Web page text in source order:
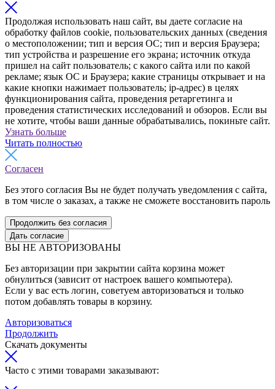
Продолжая использовать наш сайт, вы даете согласие на
обработку файлов cookie, пользовательских данных (сведения
о местоположении; тип и версия ОС; тип и версия Браузера;
тип устройства и разрешение его экрана; источник откуда
пришел на сайт пользователь; с какого сайта или по какой
рекламе; язык ОС и Браузера; какие страницы открывает и на
какие кнопки нажимает пользователь; ip-адрес) в целях
функционирования сайта, проведения ретаргетинга и
проведения статистических исследований и обзоров. Если вы
не хотите, чтобы ваши данные обрабатывались, покиньте сайт.
Узнать больше
Читать полностью
Согласен
Без этого согласия Вы не будет получать уведомления с сайта,
в том числе о заказах, а также не сможете восстановить пароль
Продолжить без согласия
Дать согласие
ВЫ НЕ АВТОРИЗОВАНЫ
Без авторизации при закрытии сайта корзина может
обнулиться (зависит от настроек вашего компьютера).
Если у вас есть логин, советуем авторизоваться и только
потом добавлять товары в корзину.
Авторизоваться
Продолжить
Скачать документы
Часто с этими товарами заказывают: